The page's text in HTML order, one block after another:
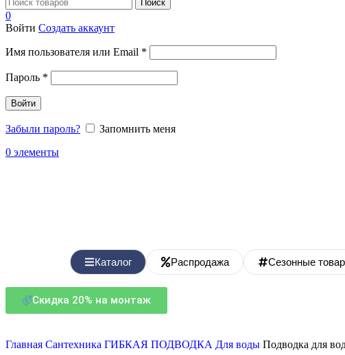
Поиск
0
Войти Создать аккаунт
Имя пользователя или Email *
Пароль *
Войти
Забыли пароль?
Запомнить меня
0 элементы
Каталог Распродажа Сезонные
Скидка 20% на монтаж
Главная Сантехника ГИБКАЯ ПОДВОДКА Для воды Подводка для